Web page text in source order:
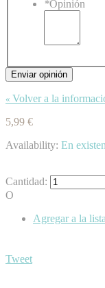
*Opinión
Enviar opinión
« Volver a la
5,99 €
Availability: En
Cantidad:
O
Agregar a la
Tweet